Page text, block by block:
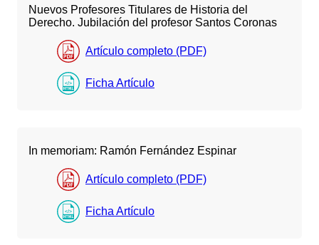
Nuevos Profesores Titulares de Historia del
Derecho. Jubilación del profesor Santos Coronas
Artículo completo (PDF)
Ficha Artículo
In memoriam: Ramón Fernández Espinar
Artículo completo (PDF)
Ficha Artículo